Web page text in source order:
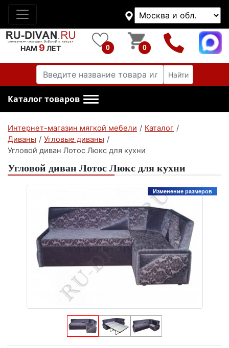
НАМ 9 ЛЕТ 0 0
Найти
Каталог товаров
Интернет-магазин мягкой мебели / Каталог /
Диваны / Угловые диваны /
Угловой диван Лотос Люкс для кухни
Угловой диван Лотос Люкс для кухни
Изменение размеров